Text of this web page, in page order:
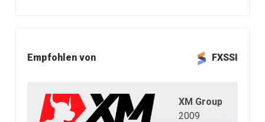
Empfohlen von FXSSI
XM Group
2009